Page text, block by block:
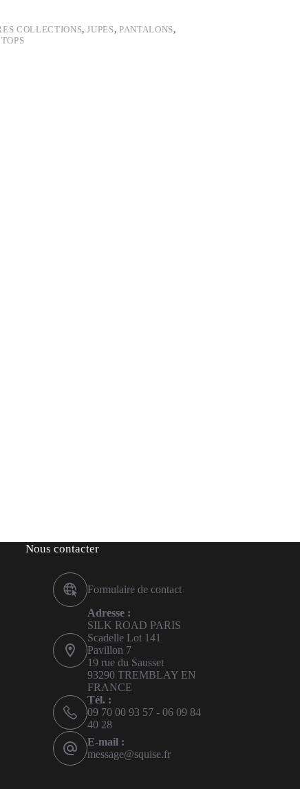
COLLECTIONS,JUPES,PANTALONS,
TOPS
Nous contacter
Formulaire de contact
Adresse :
SILK ROAD PARIS
Scadelle Lot 141
Pavillon 7
19 rue du Sausset
93290 TREMBLAY EN
FRANCE
Tél. :
09 70 00 93 57 - 06 09 84
40 28
E-mail :
message@squise.fr